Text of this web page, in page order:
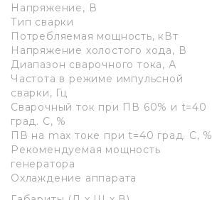
Напряжение, В
Тип сварки
Потребляемая мощность, кВт
Напряжение холостого хода, В
Диапазон сварочного тока, А
Частота в режиме импульсной
сварки, Гц
Сварочный ток при ПВ 60% и t=40
град. С, %
ПВ на max токе при t=40 град. С, %
Рекомендуемая мощность
генератора
Охлаждение аппарата